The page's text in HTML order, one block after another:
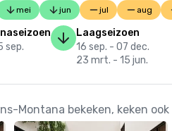
mei jun jul aug
sep.
Laagseizoen
16 sep. - 07 dec.
23 mrt. - 15 jun.
Montana bekeken, keken